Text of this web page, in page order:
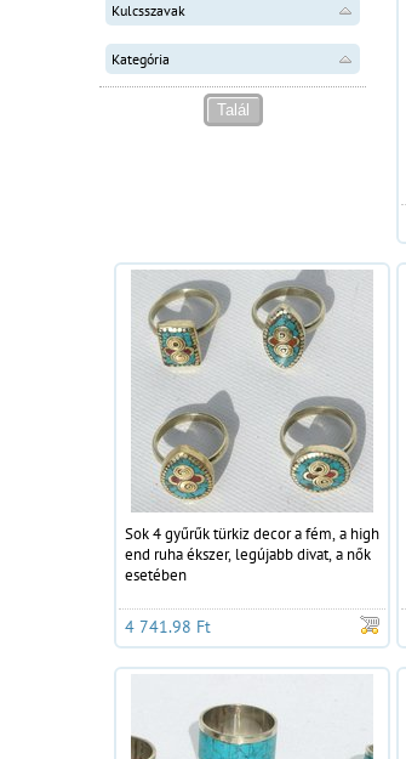
Kulcsszavak
Kategória
Sok 4 gyűrűk türkiz decor a fém, a high
end ruha ékszer, legújabb divat, a nők
esetében
4 741.98 Ft